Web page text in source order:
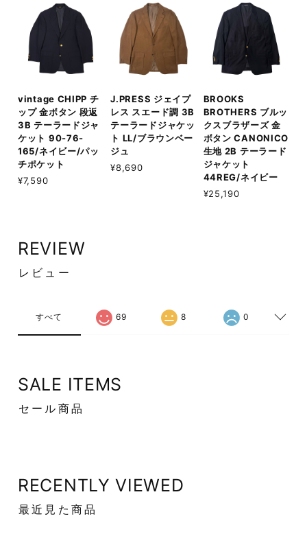
vintage CHIPP チ
ップ 金ボタン 段返
3B テーラードジャ
ケット 90-76-
165/ネイビー/パッ
チポケット
¥7,590
J.PRESS ジェイプ
レス スエード調 3B
テーラードジャケッ
ト LL/ブラウンベー
ジュ
¥8,690
BROOKS
BROTHERS ブルッ
クスブラザーズ 金
ボタン CANONICO
生地 2B テーラード
ジャケット
44REG/ネイビー
¥25,190
REVIEW
レビュー
すべて 69 8 0
SALE ITEMS
セール商品
RECENTLY VIEWED
最近見た商品